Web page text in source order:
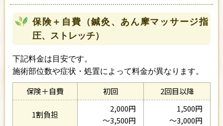
保険＋自費（鍼灸、あん摩マッサージ指
圧、ストレッチ）
下記料金は目安です。
施術部位数や症状・処置によって料金が異なります。
保険＋自費 初回 2回目以降
1割負担
2,000円
〜3,500円
1,500円
〜3,000円